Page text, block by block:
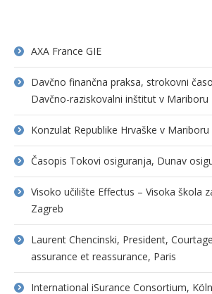
AXA France GIE
Davčno finančna praksa, strokovni
Davčno-raziskovalni inštitut v Mariboru
Konzulat Republike Hrvaške v Mariboru
Časopis Tokovi osiguranja, Dunav
Visoko učilište Effectus – Visoka škola
Zagreb
Laurent Chencinski, President,
assurance et reassurance, Paris
International iSurance Consortium, Köln